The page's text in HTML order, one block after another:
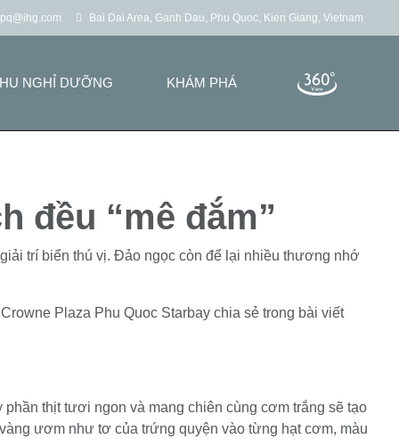
Bai Dai Area, Ganh Dau, Phu Quoc, Kien Giang, Vietnam
NGHỈ DƯỠNG KHÁM PHÁ
đều “mê đắm”
trí biển thú vị. Đảo ngọc còn để lại nhiều thương nhớ
Plaza Phu Quoc Starbay chia sẻ trong bài viết
thịt tươi ngon và mang chiên cùng cơm trắng sẽ tạo
ươm như tơ của trứng quyện vào từng hạt cơm, màu